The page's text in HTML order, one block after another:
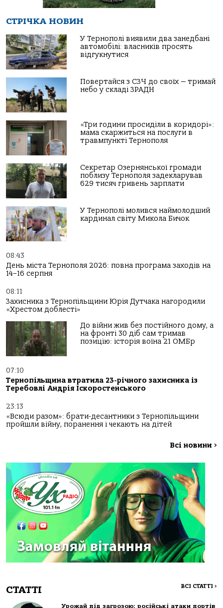
СТРІЧКА НОВИН
У Тернополі виявили два занедбані
автомобілі: власників просять
відгукнутися
Повертайся з СЗЧ до своїх — тримай
небо у складі ЗРАДН
«Три години просиділи в коридорі»:
мама скаржиться на послуги в
травмпункті Тернополя
Секретар Озернянської громади
поблизу Тернополя задекларував
629 тисяч гривень зарплати
У Тернополі молився наймолодший
кардинал світу Микола Бичок
08:43
День міста Тернополя 2026: повна програма заходів на
14–16 серпня
08:11
Захисника з Тернопільщини Юрія Дутчака нагородили
«Хрестом доблесті»
До війни жив без постійного дому, а
на фронті 30 діб сам тримав
позицію: історія воїна 21 ОМБр
07:10
Тернопільщина втратила 23-річного захисника із
Теребовлі Андрія Іскоростенського
23:13
«Всюди разом»: брати-десантники з Тернопільщини
пройшли війну, поранення і чекають на дітей
Всі новини >
СТАТТІ ВСІ СТАТТІ >
Урожай під загрозою: російські атаки портів